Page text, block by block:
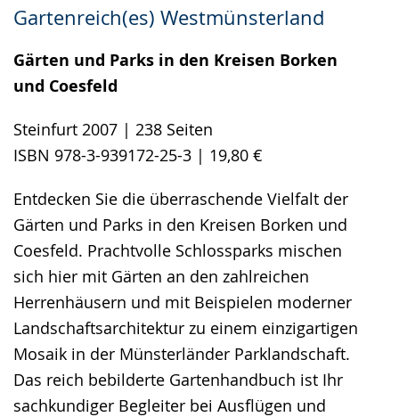
Gartenreich(es) Westmünsterland
Gärten und Parks in den Kreisen Borken
und Coesfeld
Steinfurt 2007 | 238 Seiten
ISBN 978-3-939172-25-3 | 19,80 €
Entdecken Sie die überraschende Vielfalt der
Gärten und Parks in den Kreisen Borken und
Coesfeld. Prachtvolle Schlossparks mischen
sich hier mit Gärten an den zahlreichen
Herrenhäusern und mit Beispielen moderner
Landschaftsarchitektur zu einem einzigartigen
Mosaik in der Münsterländer Parklandschaft.
Das reich bebilderte Gartenhandbuch ist Ihr
sachkundiger Begleiter bei Ausflügen und